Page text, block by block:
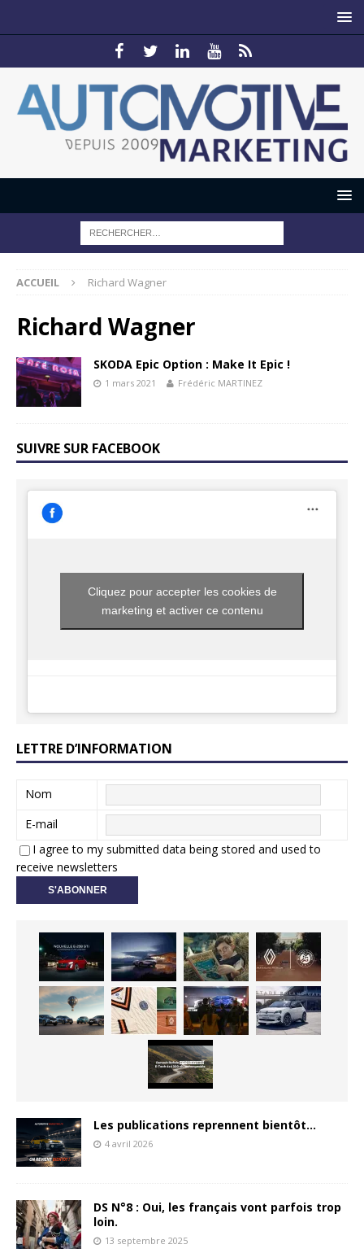
ACCUEIL Richard Wagner
Richard Wagner
SKODA Epic Option : Make It Epic !
1 mars 2021 Frédéric MARTINEZ
SUIVRE SUR FACEBOOK
Cliquez pour accepter les cookies de
marketing et activer ce contenu
LETTRE D’INFORMATION
Nom
E-mail
I agree to my submitted data being stored and used to
receive newsletters
Les publications reprennent bientôt…
4 avril 2026
DS N°8 : Oui, les français vont parfois trop
loin.
13 septembre 2025